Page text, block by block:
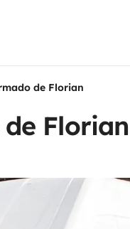
de Florian
Florian